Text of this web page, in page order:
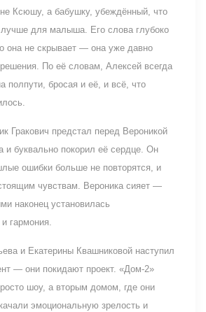
не Ксюшу, а бабушку, убеждённый, что
лучше для малыша. Его слова глубоко
она не скрывает — она уже давно
По её словам, Алексей всегда
полпути, бросая и её, и всё, что
Гракович предстал перед Вероникой
и буквально покорил её сердце. Он
ошибки больше не повторятся, и
чувствам. Вероника сияет —
наконец установилась
гармония.
и Екатерины Квашниковой наступил
— они покидают проект. «Дом-2»
шоу, а вторым домом, где они
эмоциональную зрелость и